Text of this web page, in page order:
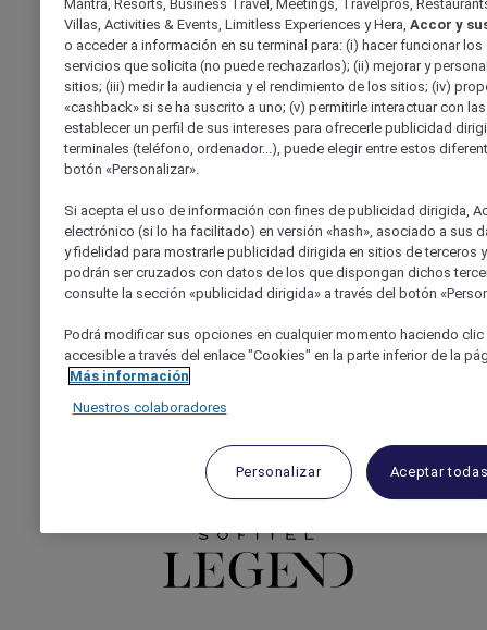
Sofitel
Banyan tree
Mantra, Resorts, Business Travel, Meetings, Travelpros,
Villas, Activities & Events, Limitless Experiences y Hera, Accor y
o acceder a información en su terminal para: (i) hacer funcionar
servicios que solicita (no puede rechazarlos); (ii) mejorar y
sitios; (iii) medir la audiencia y el rendimiento de los sitios; (iv)
«cashback» si se ha suscrito a uno; (v) permitirle interactuar con
establecer un perfil de sus intereses para ofrecerle publicidad
terminales (teléfono, ordenador...), puede elegir entre estos
botón «Personalizar».
Si acepta el uso de información con fines de publicidad dirigida,
electrónico (si lo ha facilitado) en versión «hash», asociado a sus
y fidelidad para mostrarle publicidad dirigida en sitios de terceros
podrán ser cruzados con datos de los que dispongan dichos
consulte la sección «publicidad dirigida» a través del botón
Podrá modificar sus opciones en cualquier momento haciendo clic
accesible a través del enlace "Cookies" en la parte inferior de la
Más información
Nuestros colaboradores
Personalizar Aceptar